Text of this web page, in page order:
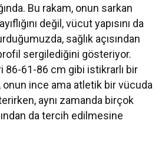
Bu rakam, onun sarkan
değil, vücut yapısını da
sağlık açısından
sergilediğini gösteriyor.
86-61-86 cm gibi istikrarlı bir
onun ince ama atletik bir vücuda
aynı zamanda birçok
da tercih edilmesine